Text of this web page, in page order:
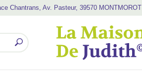
Chantrans, Av. Pasteur, 39570 MONTMOROT